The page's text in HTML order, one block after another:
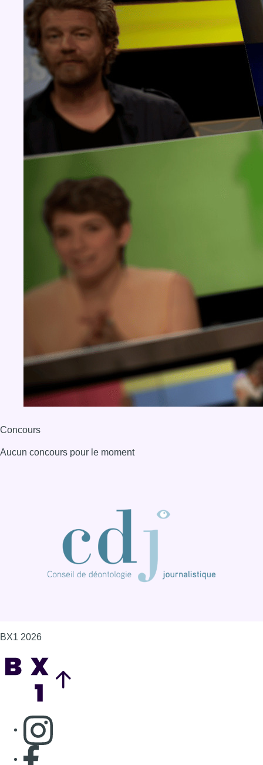
Concours
Aucun concours pour le moment
BX1 2026
Consulter page Instagram
Consulter page Facebook